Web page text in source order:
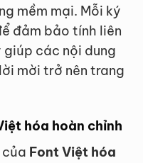
mềm mại. Mỗi ký
đảm bảo tính liên
các nội dung
mời trở nên trang
hóa hoàn chỉnh
Font Việt hóa